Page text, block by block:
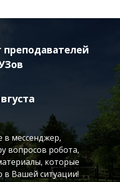
преподавателей
в мессенджер,
вопросов робота,
которые
в Вашей ситуации!